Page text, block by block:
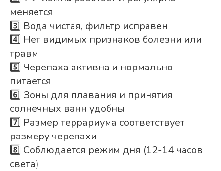
меняется
3️⃣ Вода чистая, фильтр исправен
4️⃣ Нет видимых признаков болезни или
травм
5️⃣ Черепаха активна и нормально
питается
6️⃣ Зоны для плавания и принятия
солнечных ванн удобны
7️⃣ Размер террариума соответствует
размеру черепахи
8️⃣ Соблюдается режим дня (12-14 часов
света)